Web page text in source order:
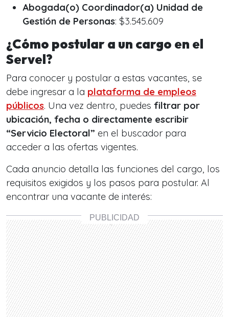
Abogada(o) Coordinador(a) Unidad de
Gestión de Personas: $3.545.609
¿Cómo postular a un cargo en el
Servel?
Para conocer y postular a estas vacantes, se
debe ingresar a la plataforma de empleos
públicos. Una vez dentro, puedes filtrar por
ubicación, fecha o directamente escribir
“Servicio Electoral” en el buscador para
acceder a las ofertas vigentes.
Cada anuncio detalla las funciones del cargo, los
requisitos exigidos y los pasos para postular. Al
encontrar una vacante de interés: